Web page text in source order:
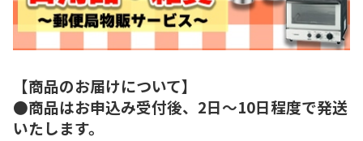
【商品のお届けについて】
●商品はお申込み受付後、2日～10日程度で発送
いたします。